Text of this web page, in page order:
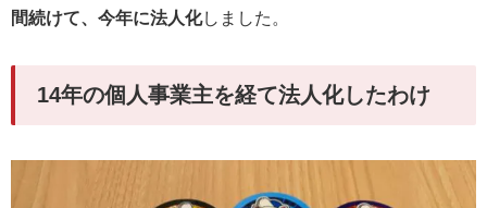
間続けて、今年に法人化しました。
14年の個人事業主を経て法人化したわけ